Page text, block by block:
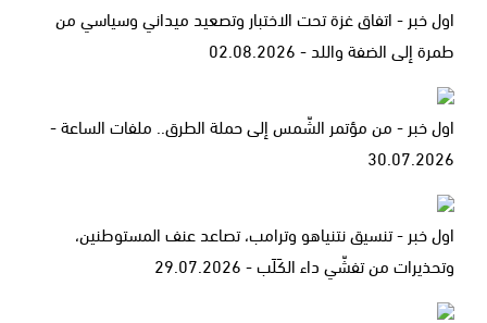
اول خبر - اتفاق غزة تحت الاختبار وتصعيد ميداني وسياسي من
طمرة إلى الضفة واللد - 02.08.2026
اول خبر - من مؤتمر الشّمس إلى حملة الطرق.. ملفات الساعة -
30.07.2026
اول خبر - تنسيق نتنياهو وترامب، تصاعد عنف المستوطنين،
وتحذيرات من تفشّي داء الكَلَب - 29.07.2026